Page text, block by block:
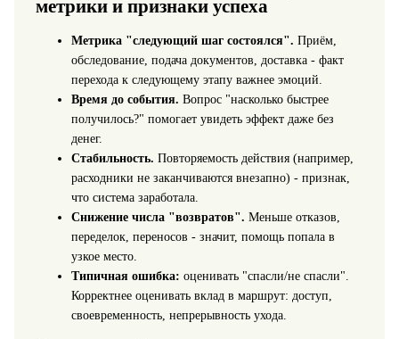
метрики и признаки успеха
Метрика "следующий шаг состоялся". Приём,
обследование, подача документов, доставка - факт
перехода к следующему этапу важнее эмоций.
Время до события. Вопрос "насколько быстрее
получилось?" помогает увидеть эффект даже без
денег.
Стабильность. Повторяемость действия (например,
расходники не заканчиваются внезапно) - признак,
что система заработала.
Снижение числа "возвратов". Меньше отказов,
переделок, переносов - значит, помощь попала в
узкое место.
Типичная ошибка: оценивать "спасли/не спасли".
Корректнее оценивать вклад в маршрут: доступ,
своевременность, непрерывность ухода.